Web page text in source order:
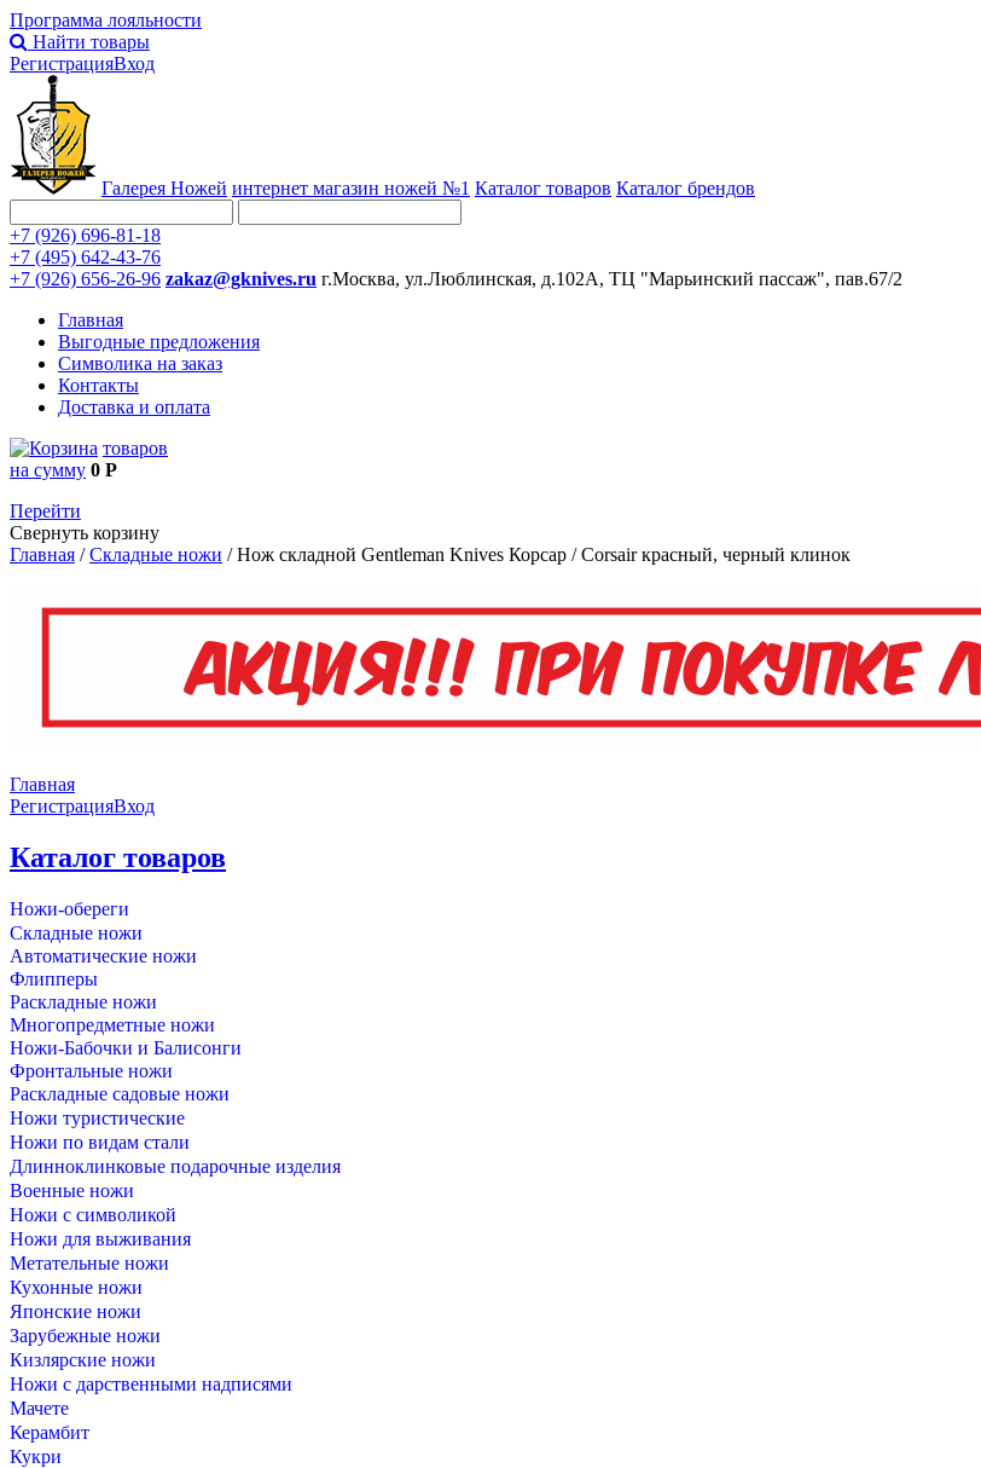
Программа лояльности
Найти товары
РегистрацияВход
Галерея Ножей интернет магазин ножей №1 Каталог товаров Каталог брендов
+7 (926) 696-81-18
+7 (495) 642-43-76
+7 (926) 656-26-96 zakaz@gknives.ru г.Москва, ул.Люблинская, д.102А, ТЦ "Марьинский пассаж", пав.67/2
Главная
Выгодные предложения
Символика на заказ
Контакты
Доставка и оплата
товаров
на сумму 0 Р
Перейти
Свернуть корзину
Главная /Складные ножи /Нож складной Gentleman Knives Корсар / Corsair красный, черный клинок
Главная
РегистрацияВход
Каталог товаров
Ножи-обереги
Складные ножи
Автоматические ножи
Флипперы
Раскладные ножи
Многопредметные ножи
Ножи-Бабочки и Балисонги
Фронтальные ножи
Раскладные садовые ножи
Ножи туристические
Ножи по видам стали
Длинноклинковые подарочные изделия
Военные ножи
Ножи с символикой
Ножи для выживания
Метательные ножи
Кухонные ножи
Японские ножи
Зарубежные ножи
Кизлярские ножи
Ножи с дарственными надписями
Мачете
Керамбит
Кукри